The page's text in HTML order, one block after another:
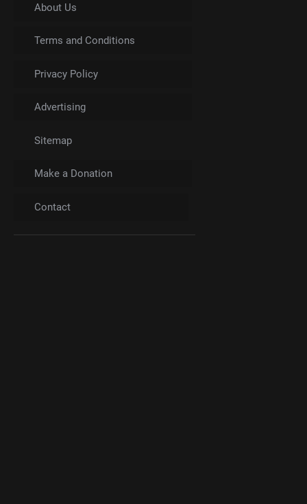
About Us
Terms and Conditions
Privacy Policy
Advertising
Sitemap
Make a Donation
Contact